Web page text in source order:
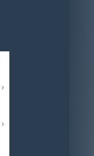
›
›